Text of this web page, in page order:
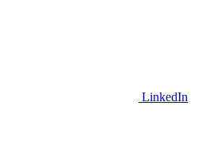
LinkedIn